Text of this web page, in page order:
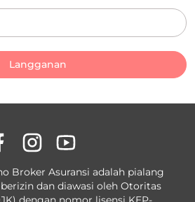
Langganan
Broker Asuransi adalah pialang
dan diawasi oleh Otoritas